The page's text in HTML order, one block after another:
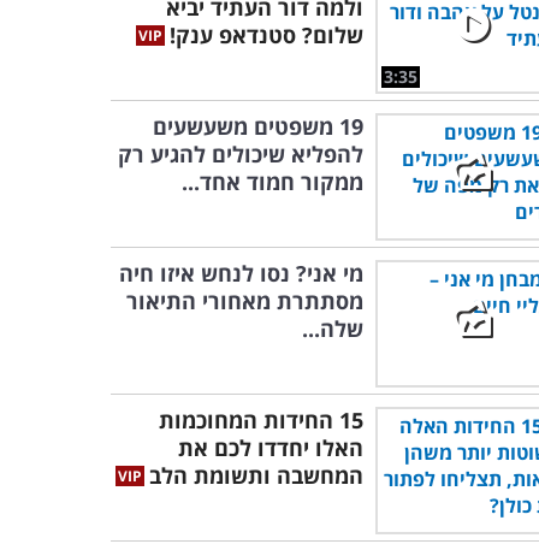
3:35
ולמה דור העתיד יביא
שלום? סטנדאפ ענק!
19 משפטים משעשעים
להפליא שיכולים להגיע רק
ממקור חמוד אחד...
מי אני? נסו לנחש איזו חיה
מסתתרת מאחורי התיאור
שלה...
15 החידות המחוכמות
האלו יחדדו לכם את
המחשבה ותשומת הלב